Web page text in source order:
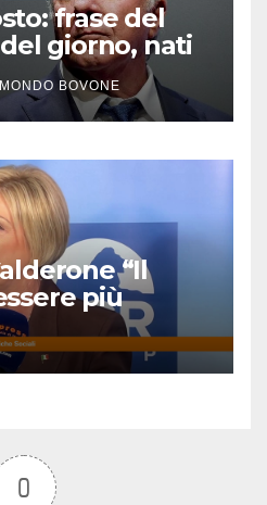
frase del
giorno, nati
oggi
BOVONE
“Il
più
0